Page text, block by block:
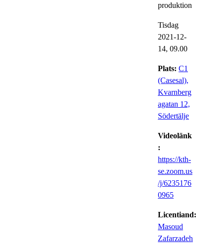
produktion
Tisdag
2021-12-
14, 09.00
Plats: C1
(Casesal),
Kvarnberg
agatan 12,
Södertälje
Videolänk
:
https://kth-
se.zoom.us
/j/6235176
0965
Licentiand:
Masoud
Zafarzadeh